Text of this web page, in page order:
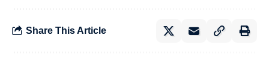
Share This Article